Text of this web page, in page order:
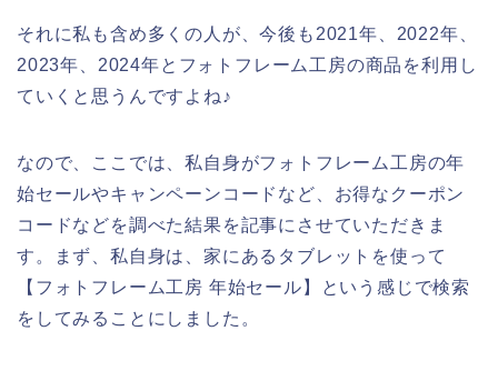
それに私も含め多くの人が、今後も2021年、2022年、
2023年、2024年とフォトフレーム工房の商品を利用し
ていくと思うんですよね♪
なので、ここでは、私自身がフォトフレーム工房の年
始セールやキャンペーンコードなど、お得なクーポン
コードなどを調べた結果を記事にさせていただきま
す。まず、私自身は、家にあるタブレットを使って
【フォトフレーム工房 年始セール】という感じで検索
をしてみることにしました。